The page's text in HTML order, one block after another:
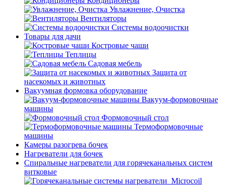
Увлажнение, Очистка
Вентиляторы
Системы водоочистки
Товары для дачи
Костровые чаши
Теплицы
Садовая мебель
Защита от
насекомых и животных
Вакуумная формовка оборудование
Вакуум-формовочные
машины
Формовочный стол
Термоформовочные
машины
Камеры разогрева бочек
Нагреватели для бочек
Спиральные нагреватели для горячеканальных систем
витковые